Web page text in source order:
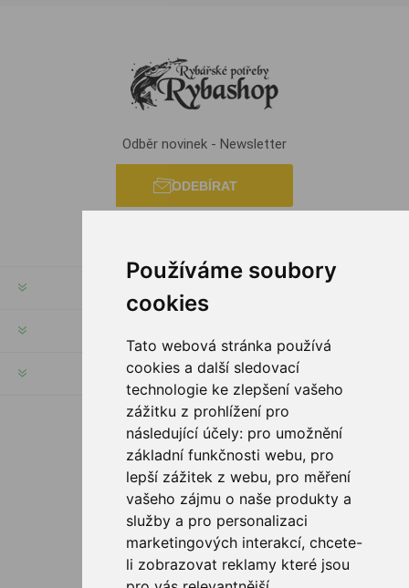
Používáme soubory
cookies
Tato webová stránka používá
cookies a další sledovací
technologie ke zlepšení vašeho
zážitku z prohlížení pro
následující účely: pro umožnění
základní funkčnosti webu, pro
lepší zážitek z webu, pro měření
vašeho zájmu o naše produkty a
služby a pro personalizaci
marketingových interakcí, chcete-
li zobrazovat reklamy které jsou
Odběr novinek - Newsletter
ODEBÍRAT
INFORMACE
SLEDUJTE NÁS
MOŽNOSTI PLATBY